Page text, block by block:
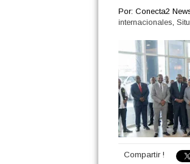
Por: Conecta2
internacionales,
Compartir !